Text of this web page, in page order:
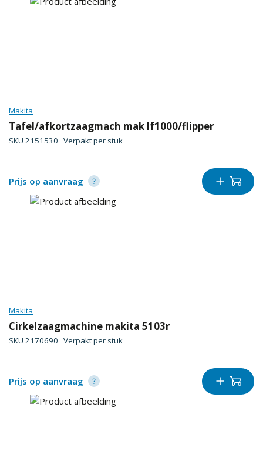
Makita
Tafel/afkortzaagmach mak lf1000/flipper
SKU 2151530 Verpakt per stuk
Prijs op aanvraag
Makita
Cirkelzaagmachine makita 5103r
SKU 2170690 Verpakt per stuk
Prijs op aanvraag